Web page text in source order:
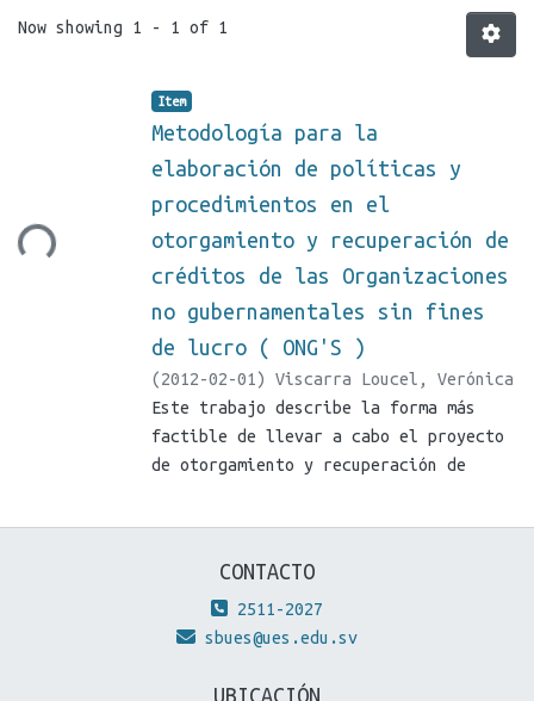
Now showing 1 - 1 of 1
Item
Metodología para la
elaboración de políticas y
procedimientos en el
otorgamiento y recuperación de
créditos de las Organizaciones
no gubernamentales sin fines
de lucro ( ONG'S )
(2012-02-01) Viscarra Loucel, Verónica
Lissette;Robles Ramírez, Nelson
Enrique; Vides Campos, Glenda Yamileth
Este trabajo describe la forma más
factible de llevar a cabo el proyecto
de otorgamiento y recuperación de
fines de lucro, que su objetivo
principal es proporcionar los recursos
necesarios para el desarrollo integral
ayuda financiera, asesorías y
CONTACTO
2511-2027
sbues@ues.edu.sv
UBICACIÓN